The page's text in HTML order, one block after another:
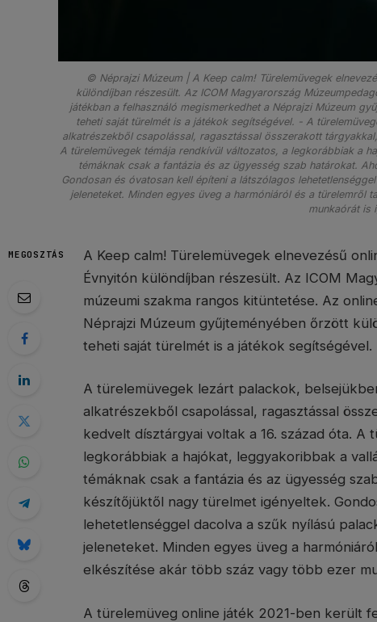
© Néprajzi Múzeum | A Keep calm! Türelemüvegek
különdíjban részesült. Az ICOM Magyarország
játékban a felhasználó megismerkedhet a Néprajzi Múzeum
teheti saját türelmét is a játékok segítségével. - A
alkatrészekből csapolással, ragasztással összerakott
A türelemüvegek témája rendkívül változatos, a legkorábbiak a
témáknak csak a fantázia és az ügyesség szab határokat.
Gondosan és óvatosan kell építeni a látszólagos
jeleneteket. Minden egyes üveg a harmóniáról és a
munkaórát is
MEGOSZTÁS
A Keep calm! Türelemüvegek elnevezésű
Évnyitón különdíjban részesült. Az ICOM
múzeumi szakma rangos kitüntetése. Az
Néprajzi Múzeum gyűjteményében őrzött
teheti saját türelmét is a játékok segítségével.
A türelemüvegek lezárt palackok,
alkatrészekből csapolással, ragasztással
kedvelt dísztárgyai voltak a 16. század óta.
legkorábbiak a hajókat, leggyakoribbak a
témáknak csak a fantázia és az ügyesség
készítőjüktől nagy türelmet igényeltek.
lehetetlenséggel dacolva a szűk nyílású
jeleneteket. Minden egyes üveg a
elkészítése akár több száz vagy több ezer
A türelemüveg online játék 2021-ben került